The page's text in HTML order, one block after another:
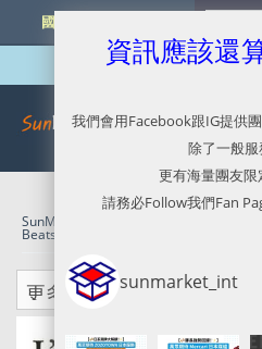
國外網購最新資訊
SunMarket 代購．代運．代寄
Beats Studio3 Wireless 耳機大特價
資訊應該還
我們會用Facebook跟IG提供
除了一般服
更有海量團友限
請務必Follow我們Fan
sunmarket_int